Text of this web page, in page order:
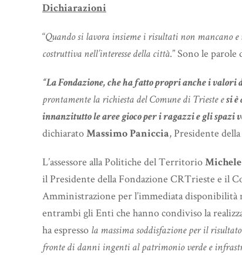
Dichiarazioni
“Quando si lavora insieme i risultati non mancano
costruttiva nell’interesse della città.” Sono le parole
“La Fondazione, che ha fatto propri anche i
prontamente la richiesta del Comune di Trieste esi
innanzitutto le aree gioco per i ragazzi e gli spazi
dichiaratoMassimo Paniccia, Presidente
L’assessore alla Politiche del Territorio
il Presidente della Fondazione CRTrieste e il
Amministrazione per l’immediata
entrambi gli Enti che hanno condiviso la
ha espresso la massima soddisfazione per il
fronte di danni ingenti al patrimonio verde e